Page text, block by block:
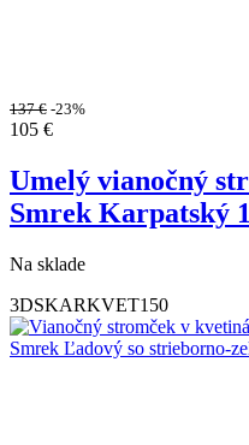
137€ -23%
105 €
Umelý vianočný
Smrek Karpatský
Na sklade
3DSKARKVET150